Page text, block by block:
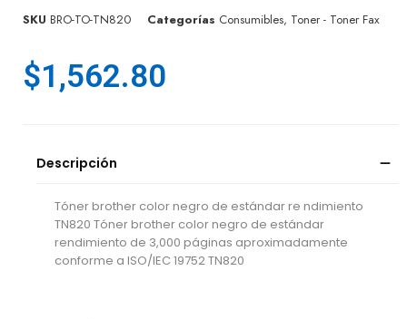
SKU BRO-TO-TN820 Categorías Consumibles, Toner - Toner Fax
$1,562.80
Descripción
Tóner brother color negro de estándar re ndimiento
TN820 Tóner brother color negro de estándar
rendimiento de 3,000 páginas aproximadamente
conforme a ISO/IEC 19752 TN820